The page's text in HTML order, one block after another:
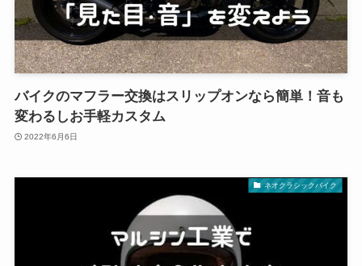
バイクのマフラー交換はスリップオンなら簡単！音も
変わるしお手軽カスタム
2022年6月6日
ネオクラシックバイク